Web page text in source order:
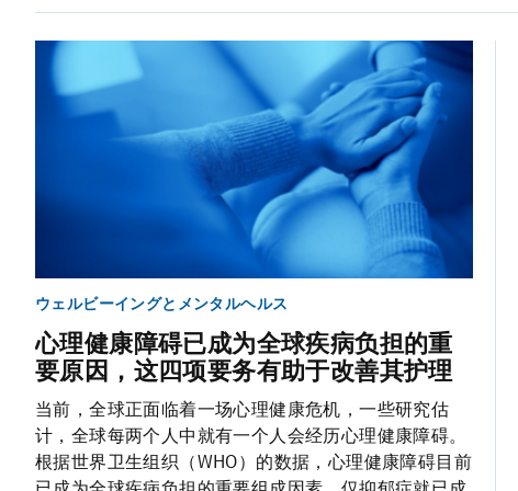
ウェルビーイングとメンタルヘルス
心理健康障碍已成为全球疾病负担的重
要原因，这四项要务有助于改善其护理
当前，全球正面临着一场心理健康危机，一些研究估
计，全球每两个人中就有一个人会经历心理健康障碍。
根据世界卫生组织（WHO）的数据，心理健康障碍目前